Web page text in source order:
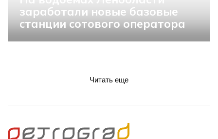
заработали новые базовые
станции сотового оператора
Читать еще